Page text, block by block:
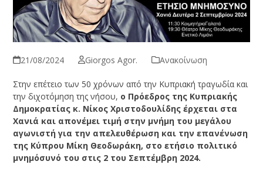
21/08/2024 Giorgos Agor. Ανακοίνωση
Στην επέτειο των 50 χρόνων από την Κυπριακή τραγωδία και
την διχοτόμηση της νήσου, ο Πρόεδρος της Κυπριακής
Δημοκρατίας κ. Νίκος Χριστοδουλίδης έρχεται στα
Χανιά και απονέμει τιμή στην μνήμη του μεγάλου
αγωνιστή για την απελευθέρωση και την επανένωση
της Κύπρου Μίκη Θεοδωράκη, στο ετήσιο πολιτικό
μνημόσυνό του στις 2 του Σεπτέμβρη 2024.